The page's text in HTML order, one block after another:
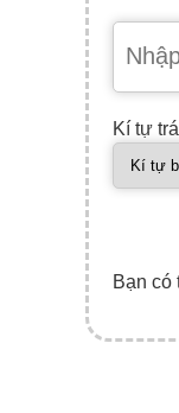
Kí tự
Bạn có